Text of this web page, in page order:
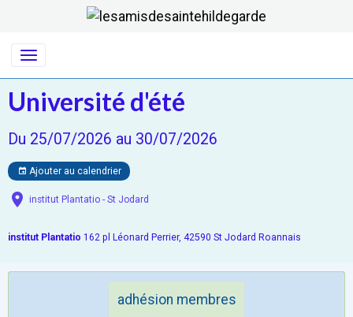
Université d'été
Du 25/07/2026 au 30/07/2026
Ajouter au calendrier
institut Plantatio - St Jodard
institut Plantatio 162 pl Léonard Perrier, 42590 St Jodard Roannais
adhésion membres